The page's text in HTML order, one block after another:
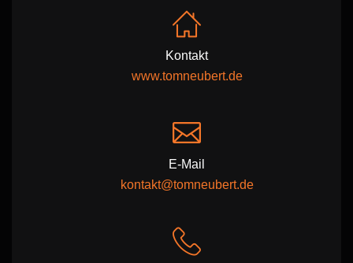
Kontakt
www.tomneubert.de
E-Mail
kontakt@tomneubert.de